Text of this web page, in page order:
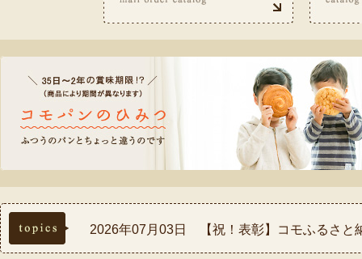
topics
2026年07月03日 【祝！表彰】コモふるさと
2026年08月03日 【重要】配送料金改定(値上